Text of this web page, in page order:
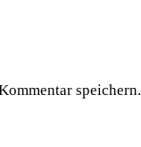
speichern.